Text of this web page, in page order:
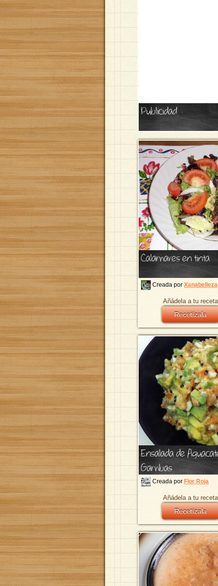
Publicidad
Calamares en tinta
Creada por Xanabelleza
Añádela a tu
Recetízala
Ensalada de
Gambas
Creada por Flor Roja
Añádela a tu
Recetízala